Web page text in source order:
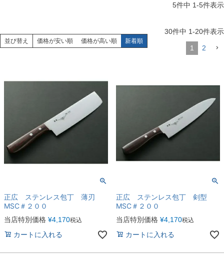
5件中 1-5件表示
並び替え 価格が安い順 価格が高い順 新着順
30件中 1-20件表示
1 2
正広 ステンレス包丁 薄刃
MSC＃２００
当店特別価格 ¥4,170税込
カートに入れる
正広 ステンレス包丁 剣型
MSC＃２００
当店特別価格 ¥4,170税込
カートに入れる